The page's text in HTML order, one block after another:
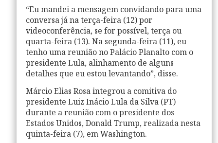
“Eu mandei a mensagem convidando para uma
conversa já na terça-feira (12) por
videoconferência, se for possível, terça ou
quarta-feira (13). Na segunda-feira (11), eu
tenho uma reunião no Palácio Planalto com o
presidente Lula, alinhamento de alguns
detalhes que eu estou levantando”, disse.
Márcio Elias Rosa integrou a comitiva do
presidente Luiz Inácio Lula da Silva (PT)
durante a reunião com o presidente dos
Estados Unidos, Donald Trump, realizada nesta
quinta-feira (7), em Washington.